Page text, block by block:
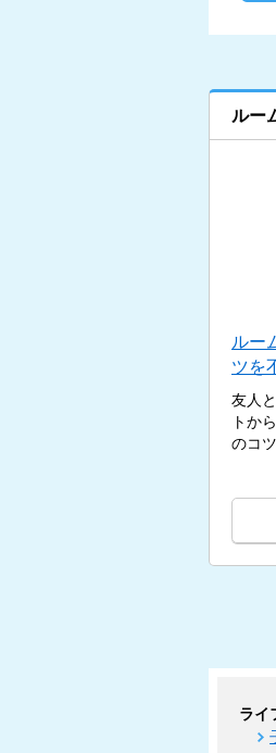
ルー
ルー
ツを
友人
トか
のコ
ライ